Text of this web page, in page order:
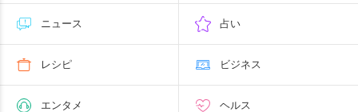
ニュース 占い
レシピ ビジネス
エンタメ ヘルス